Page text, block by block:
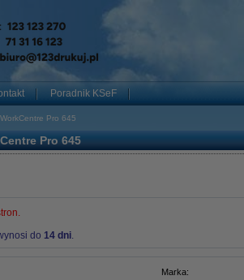
Poradnik KSeF
WorkCentre Pro 645
Pro 645
do 14 dni.
Marka: